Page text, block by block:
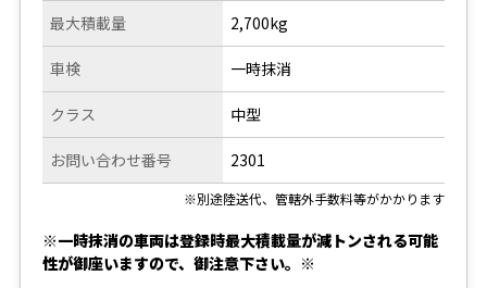
最大積載量
車検
クラス
お問い合わせ番号
2,700kg
一時抹消
中型
2301
※別途陸送代、管轄外手数料等がかかります
※一時抹消の車両は登録時最大積載量が減トンされる可能
性が御座いますので、御注意下さい。※